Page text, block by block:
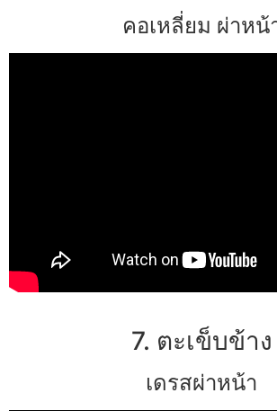
คอเหลี่ยม ผ่าหน้
7. ตะเข็บข้าง
เดรสผ่าหน้า